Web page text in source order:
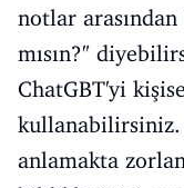
notlar
mısın?"
ChatGBT'yi
anlamakta